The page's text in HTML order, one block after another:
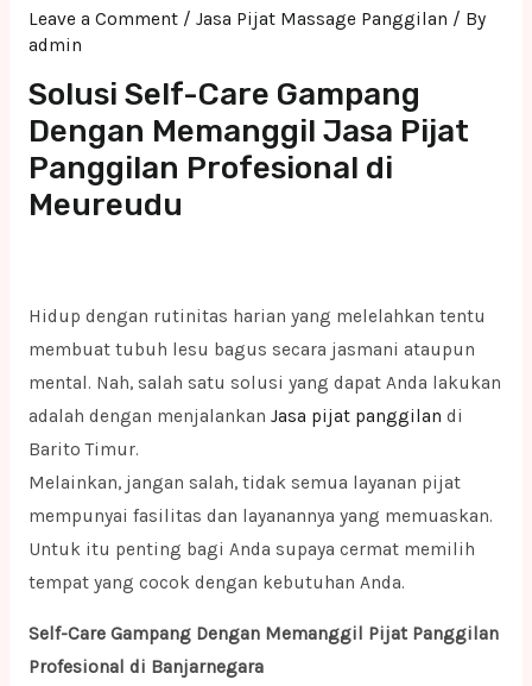
Leave a Comment / Jasa Pijat Massage Panggilan / By
admin
Solusi Self-Care Gampang
Dengan Memanggil Jasa Pijat
Panggilan Profesional di
Meureudu
Hidup dengan rutinitas harian yang melelahkan tentu
membuat tubuh lesu bagus secara jasmani ataupun
mental. Nah, salah satu solusi yang dapat Anda lakukan
adalah dengan menjalankan Jasa pijat panggilan di
Barito Timur.
Melainkan, jangan salah, tidak semua layanan pijat
mempunyai fasilitas dan layanannya yang memuaskan.
Untuk itu penting bagi Anda supaya cermat memilih
tempat yang cocok dengan kebutuhan Anda.
Self-Care Gampang Dengan Memanggil Pijat Panggilan
Profesional di Banjarnegara